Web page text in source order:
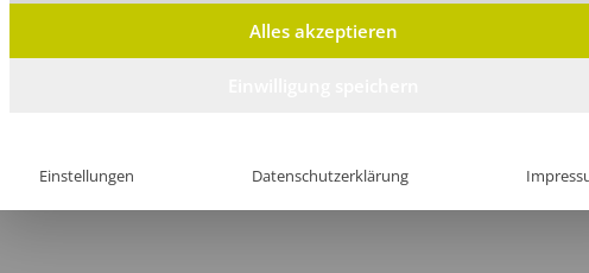
Alles akzeptieren
Einstellungen Datenschutzerklärung